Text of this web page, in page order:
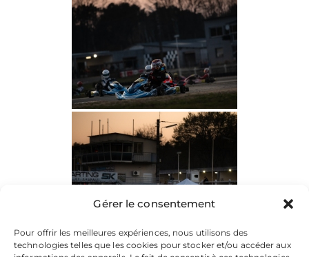
Gérer le consentement
Pour offrir les meilleures expériences, nous utilisons des
technologies telles que les cookies pour stocker et/ou accéder aux